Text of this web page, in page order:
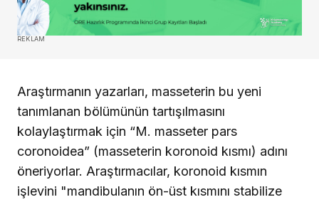
REKLAM
Araştırmanın yazarları, masseterin bu yeni
tanımlanan bölümünün tartışılmasını
kolaylaştırmak için “M. masseter pars
coronoidea” (masseterin koronoid kısmı) adını
öneriyorlar. Araştırmacılar, koronoid kısmın
işlevini "mandibulanın ön-üst kısmını stabilize